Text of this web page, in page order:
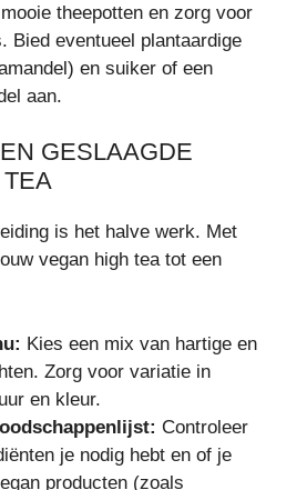
theepotten en zorg voor
Bied eventueel plantaardige
en suiker of een
aan.
GESLAAGDE
is het halve werk. Met
vegan high tea tot een
Kies een mix van hartige en
Zorg voor variatie in
en kleur.
Controleer
je nodig hebt en of je
producten (zoals